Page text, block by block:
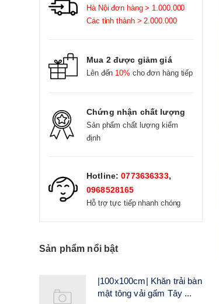
Hà Nội đơn hàng > 1.000.000
Các tỉnh thành > 2.000.000
Mua 2 được giảm giá
Lên đến 10% cho đơn hàng tiếp
Chứng nhận chất lượng
Sản phẩm chất lượng kiểm
định
Hotline:0773636333,
0968528165
Hỗ trợ tực tiếp nhanh chóng
Sản phẩm nổi bật
|100x100cm| Khăn trải bàn
mật tông vải gấm Tây ...